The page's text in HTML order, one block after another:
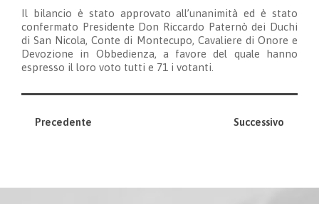
Il bilancio è stato approvato all’unanimità ed è stato
confermato Presidente Don Riccardo Paternò dei Duchi
di San Nicola, Conte di Montecupo, Cavaliere di Onore e
Devozione in Obbedienza, a favore del quale hanno
espresso il loro voto tutti e 71 i votanti.
Precedente Successivo